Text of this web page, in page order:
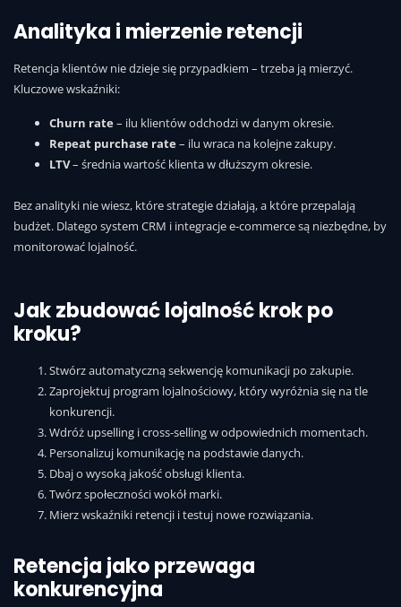
Analityka i mierzenie retencji
Retencja klientów nie dzieje się przypadkiem – trzeba ją mierzyć.
Kluczowe wskaźniki:
Churn rate– ilu klientów odchodzi w danym okresie.
Repeat purchase rate– ilu wraca na kolejne zakupy.
LTV– średnia wartość klienta w dłuższym okresie.
Bez analityki nie wiesz, które strategie działają, a które przepalają
budżet. Dlatego system CRM i integracje e-commerce są niezbędne, by
monitorować lojalność.
Jak zbudować lojalność krok po
kroku?
Stwórz automatyczną sekwencję komunikacji po zakupie.
Zaprojektuj program lojalnościowy, który wyróżnia się na tle
konkurencji.
Wdróż upselling i cross-selling w odpowiednich momentach.
Personalizuj komunikację na podstawie danych.
Dbaj o wysoką jakość obsługi klienta.
Twórz społeczności wokół marki.
Mierz wskaźniki retencji i testuj nowe rozwiązania.
Retencja jako przewaga
konkurencyjna